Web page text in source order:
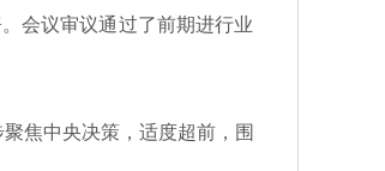
会议审议通过了前期进行业
焦中央决策，适度超前，围